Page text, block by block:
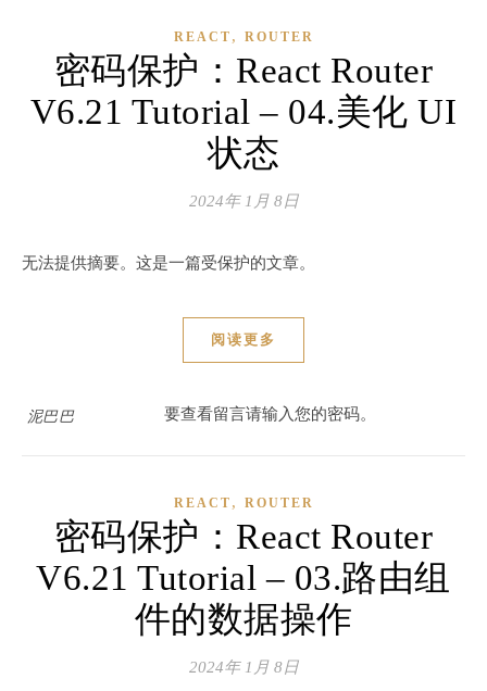
REACT , ROUTER
密码保护：React Router
V6.21 Tutorial – 04.美化 UI
状态
2024年 1月 8日
无法提供摘要。这是一篇受保护的文章。
阅读更多
泥巴巴 要查看留言请输入您的密码。
REACT , ROUTER
密码保护：React Router
V6.21 Tutorial – 03.路由组
件的数据操作
2024年 1月 8日